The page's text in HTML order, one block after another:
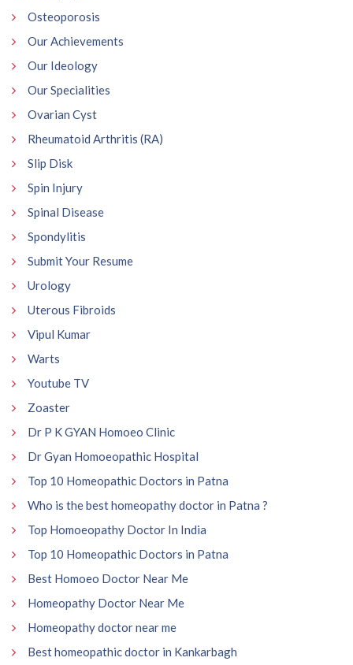
Osteoporosis
Our Achievements
Our Ideology
Our Specialities
Ovarian Cyst
Rheumatoid Arthritis (RA)
Slip Disk
Spin Injury
Spinal Disease
Spondylitis
Submit Your Resume
Urology
Uterous Fibroids
Vipul Kumar
Warts
Youtube TV
Zoaster
Dr P K GYAN Homoeo Clinic
Dr Gyan Homoeopathic Hospital
Top 10 Homeopathic Doctors in Patna
Who is the best homeopathy doctor in Patna ?
Top Homoeopathy Doctor In India
Top 10 Homeopathic Doctors in Patna
Best Homoeo Doctor Near Me
Homeopathy Doctor Near Me
Homeopathy doctor near me
Best homeopathic doctor in Kankarbagh